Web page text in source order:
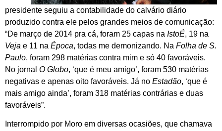
presidente seguiu a contabilidade do calvário diário
produzido contra ele pelos grandes meios de comunicação:
“De março de 2014 pra cá, foram 25 capas na IstoÉ, 19 na
Veja e 11 na Época, todas me demonizando. Na Folha de S.
Paulo, foram 298 matérias contra mim e só 40 favoráveis.
No jornal O Globo, ‘que é meu amigo’, foram 530 matérias
negativas e apenas oito favoráveis. Já no Estadão, ‘que é
mais amigo ainda’, foram 318 matérias contrárias e duas
favoráveis”.
Interrompido por Moro em diversas ocasiões, que chamava